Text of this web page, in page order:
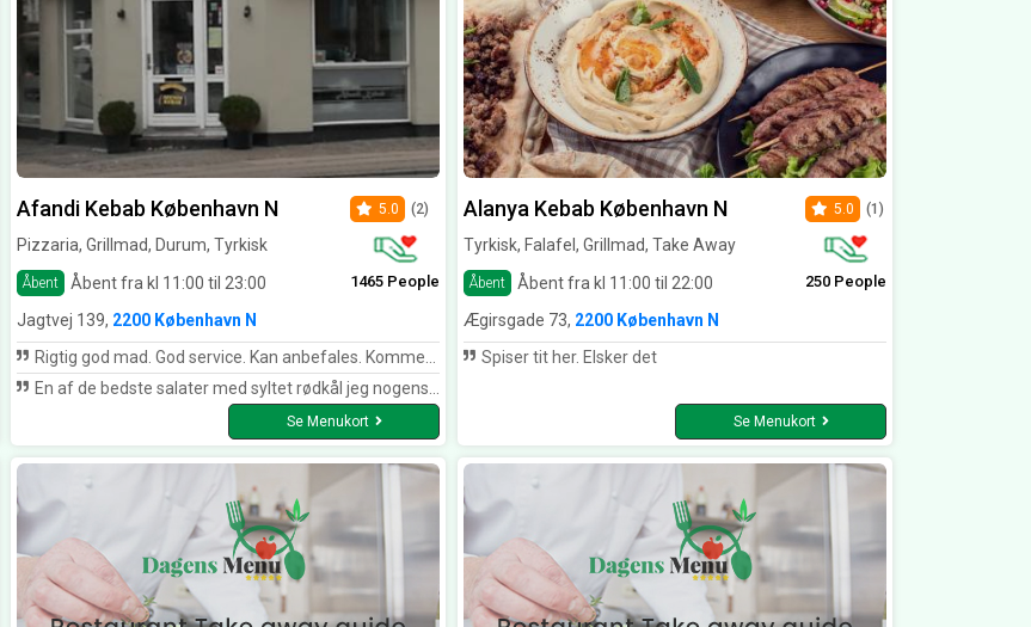
Afandi Kebab København N
Pizzaria, Grillmad, Durum, Tyrkisk
Åbent Åbent fra kl 11:00 til 23:00
5.0 (2)
1465 People
Jagtvej 139, 2200 København N
Rigtig god mad. God service. Kan anbefales. Kommer helt klart igen
En af de bedste salater med syltet rødkål jeg nogensinde har smagt, kan klart anbefales...
Se Menukort
Alanya Kebab København N
Tyrkisk, Falafel, Grillmad, Take Away
Åbent Åbent fra kl 11:00 til 22:00
5.0 (1)
250 People
Ægirsgade 73, 2200 København N
Spiser tit her. Elsker det
Se Menukort